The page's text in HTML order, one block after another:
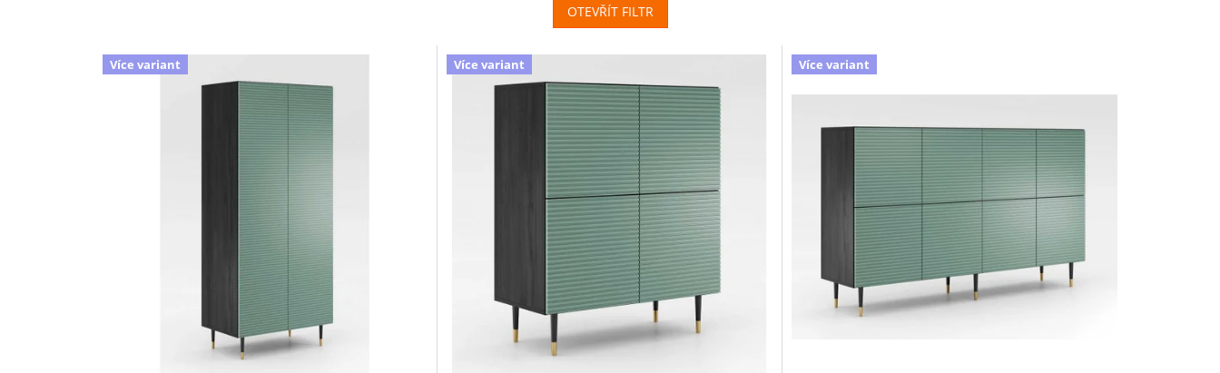
OTEVŘÍT FILTR
V Více variant Více variant Více variant